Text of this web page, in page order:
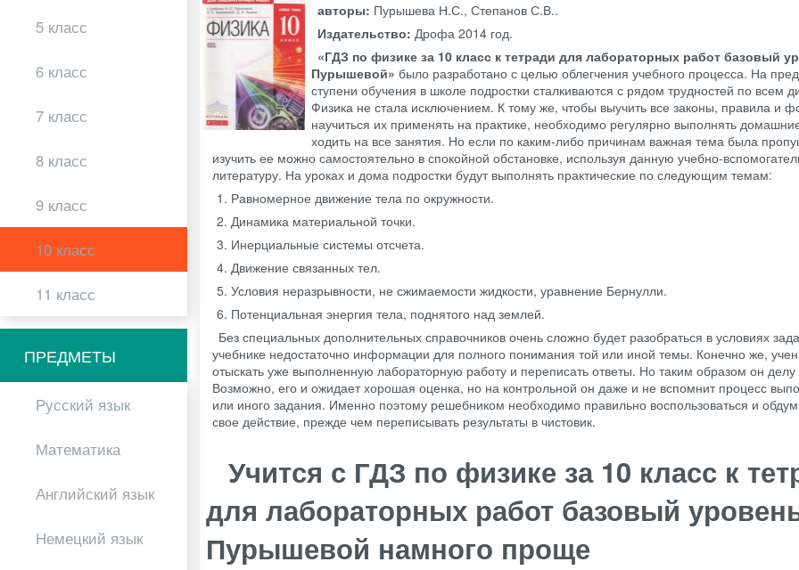
5 класс
6 класс
7 класс
8 класс
9 класс
10 класс
11 класс
ПРЕДМЕТЫ
Русский язык
Математика
Английский язык
Немецкий язык
авторы: Пурышева Н.С., Степанов С.В..
Издательство:Дрофа 2014 год.
«ГДЗ по физике за 10 класс к тетради для лабораторных работ базовый
Пурышевой» было разработано с целью облегчения учебного процесса. На
ступени обучения в школе подростки сталкиваются с рядом трудностей по всем
Физика не стала исключением. К тому же, чтобы выучить все законы, правила и
научиться их применять на практике, необходимо регулярно выполнять
ходить на все занятия. Но если по каким-либо причинам важная тема была
изучить ее можно самостоятельно в спокойной обстановке, используя данную учебно-
литературу. На уроках и дома подростки будут выполнять практические по следующим темам:
Равномерное движение тела по окружности.
Динамика материальной точки.
Инерциальные системы отсчета.
Движение связанных тел.
Условия неразрывности, не сжимаемости жидкости, уравнение Бернулли.
Потенциальная энергия тела, поднятого над землей.
Без специальных дополнительных справочников очень сложно будет разобраться в условиях
учебнике недостаточно информации для полного понимания той или иной темы. Конечно же,
отыскать уже выполненную лабораторную работу и переписать ответы. Но таким образом он
Возможно, его и ожидает хорошая оценка, но на контрольной он даже и не вспомнит процесс
или иного задания. Именно поэтому решебником необходимо правильно воспользоваться и
свое действие, прежде чем переписывать результаты в чистовик.
Учится с ГДЗ по физике за 10 класс к
для лабораторных работ базовый
Пурышевой намного проще